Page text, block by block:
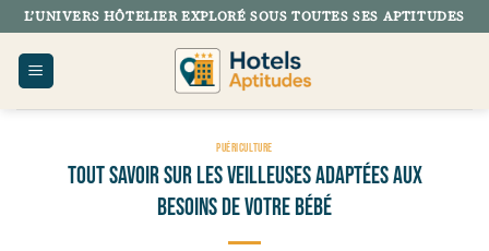
Passer
au
contenu
L’UNIVERS HÔTELIER EXPLORÉ SOUS TOUTES SES APTITUDES
PUÉRICULTURE
Tout savoir sur les veilleuses adaptées aux
besoins de votre bébé